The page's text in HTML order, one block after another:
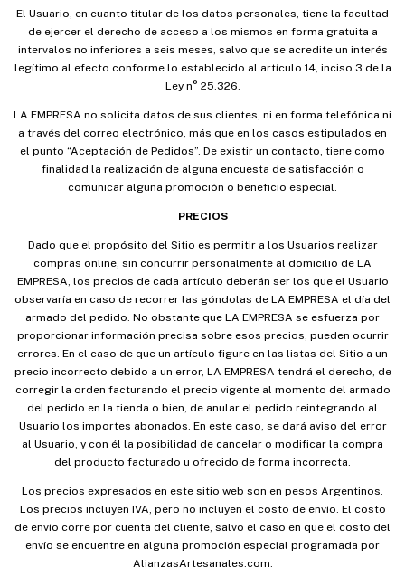
El Usuario, en cuanto titular de los datos personales, tiene la facultad
de ejercer el derecho de acceso a los mismos en forma gratuita a
intervalos no inferiores a seis meses, salvo que se acredite un interés
legítimo al efecto conforme lo establecido al artículo 14, inciso 3 de la
Ley n° 25.326.
LA EMPRESA no solicita datos de sus clientes, ni en forma telefónica ni
a través del correo electrónico, más que en los casos estipulados en
el punto “Aceptación de Pedidos”. De existir un contacto, tiene como
finalidad la realización de alguna encuesta de satisfacción o
comunicar alguna promoción o beneficio especial.
PRECIOS
Dado que el propósito del Sitio es permitir a los Usuarios realizar
compras online, sin concurrir personalmente al domicilio de LA
EMPRESA, los precios de cada artículo deberán ser los que el Usuario
observaría en caso de recorrer las góndolas de LA EMPRESA el día del
armado del pedido. No obstante que LA EMPRESA se esfuerza por
proporcionar información precisa sobre esos precios, pueden ocurrir
errores. En el caso de que un artículo figure en las listas del Sitio a un
precio incorrecto debido a un error, LA EMPRESA tendrá el derecho, de
corregir la orden facturando el precio vigente al momento del armado
del pedido en la tienda o bien, de anular el pedido reintegrando al
Usuario los importes abonados. En este caso, se dará aviso del error
al Usuario, y con él la posibilidad de cancelar o modificar la compra
del producto facturado u ofrecido de forma incorrecta.
Los precios expresados en este sitio web son en pesos Argentinos.
Los precios incluyen IVA, pero no incluyen el costo de envío. El costo
de envío corre por cuenta del cliente, salvo el caso en que el costo del
envío se encuentre en alguna promoción especial programada por
AlianzasArtesanales.com.